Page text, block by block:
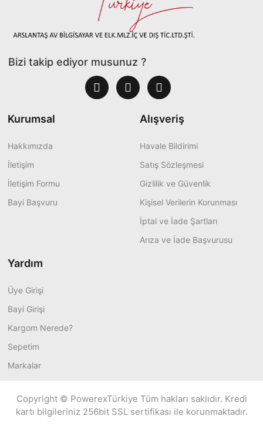
Bizi takip ediyor musunuz ?
Kurumsal
Hakkımızda
İletişim
İletişim Formu
Bayi Başvuru
Alışveriş
Havale Bildirimi
Satış Sözleşmesi
Gizlilik ve Güvenlik
Kişisel Verilerin Korunması
İptal ve İade Şartları
Arıza ve İade Başvurusu
Yardım
Üye Girişi
Bayi Girişi
Kargom Nerede?
Sepetim
Markalar
Copyright © PowerexTürkiye Tüm hakları saklıdır. Kredi
kartı bilgileriniz 256bit SSL sertifikası ile korunmaktadır.